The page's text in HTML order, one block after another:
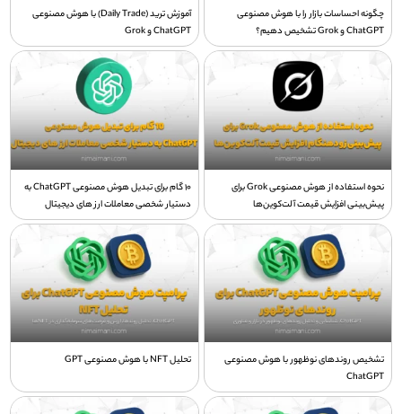
چگونه احساسات بازار را با هوش مصنوعی
ChatGPT و Grok تشخیص دهیم؟
آموزش ترید (Daily Trade) با هوش مصنوعی
ChatGPT و Grok
نحوه استفاده از هوش مصنوعی Grok برای
پیش‌بینی افزایش قیمت آلت‌کوین‌ها
10 گام برای تبدیل هوش مصنوعی ChatGPT به
دستیار شخصی معاملات ارز های دیجیتال
تشخیص روندهای نوظهور با هوش مصنوعی
ChatGPT
تحلیل NFT با هوش مصنوعی GPT